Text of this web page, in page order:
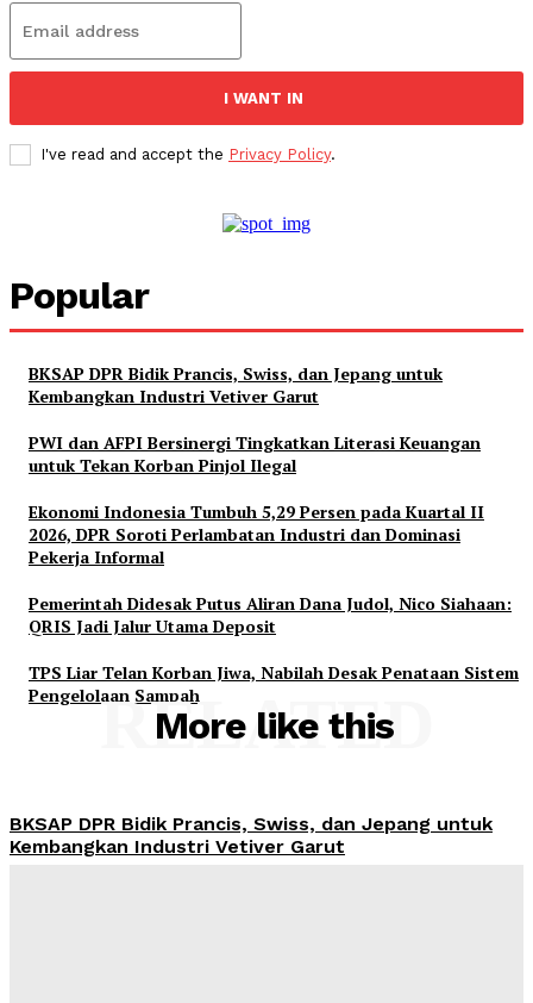
I WANT IN
I've read and accept the Privacy Policy.
Popular
BKSAP DPR Bidik Prancis, Swiss, dan Jepang untuk
Kembangkan Industri Vetiver Garut
PWI dan AFPI Bersinergi Tingkatkan Literasi Keuangan
untuk Tekan Korban Pinjol Ilegal
Ekonomi Indonesia Tumbuh 5,29 Persen pada Kuartal II
2026, DPR Soroti Perlambatan Industri dan Dominasi
Pekerja Informal
Pemerintah Didesak Putus Aliran Dana Judol, Nico Siahaan:
QRIS Jadi Jalur Utama Deposit
TPS Liar Telan Korban Jiwa, Nabilah Desak Penataan Sistem
Pengelolaan Sampah
More like this
RELATED
BKSAP DPR Bidik Prancis, Swiss, dan Jepang untuk
Kembangkan Industri Vetiver Garut